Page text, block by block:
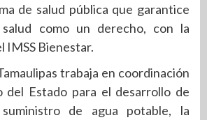
de salud pública que garantice
como un derecho, con la
IMSS Bienestar.
trabaja en coordinación
del Estado para el desarrollo de
de agua potable, la